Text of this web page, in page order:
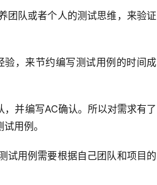
团队或者个人的测试思维，来验证
，来节约编写测试用例的时间成
并编写AC确认。所以对需求有了
用例。
试用例需要根据自己团队和项目的